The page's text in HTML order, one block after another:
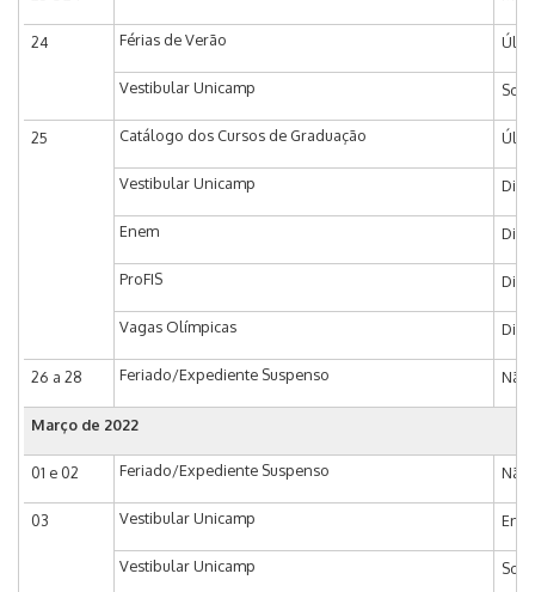
24 Férias de Verão
Vestibular Unicamp
25 Catálogo dos Cursos de Graduação
Vestibular Unicamp
Enem
ProFIS
Vagas Olímpicas
26 a 28 Feriado/Expediente Suspenso Não
Março de 2022
01 e 02 Feriado/Expediente Suspenso Não
03 Vestibular Unicamp
Vestibular Unicamp